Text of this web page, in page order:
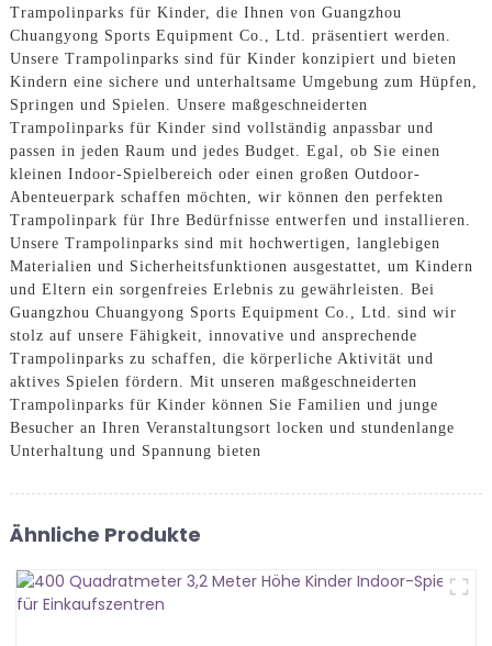
Trampolinparks für Kinder, die Ihnen von Guangzhou
Chuangyong Sports Equipment Co., Ltd. präsentiert werden.
Unsere Trampolinparks sind für Kinder konzipiert und bieten
Kindern eine sichere und unterhaltsame Umgebung zum Hüpfen,
Springen und Spielen. Unsere maßgeschneiderten
Trampolinparks für Kinder sind vollständig anpassbar und
passen in jeden Raum und jedes Budget. Egal, ob Sie einen
kleinen Indoor-Spielbereich oder einen großen Outdoor-
Abenteuerpark schaffen möchten, wir können den perfekten
Trampolinpark für Ihre Bedürfnisse entwerfen und installieren.
Unsere Trampolinparks sind mit hochwertigen, langlebigen
Materialien und Sicherheitsfunktionen ausgestattet, um Kindern
und Eltern ein sorgenfreies Erlebnis zu gewährleisten. Bei
Guangzhou Chuangyong Sports Equipment Co., Ltd. sind wir
stolz auf unsere Fähigkeit, innovative und ansprechende
Trampolinparks zu schaffen, die körperliche Aktivität und
aktives Spielen fördern. Mit unseren maßgeschneiderten
Trampolinparks für Kinder können Sie Familien und junge
Besucher an Ihren Veranstaltungsort locken und stundenlange
Unterhaltung und Spannung bieten
Ähnliche Produkte